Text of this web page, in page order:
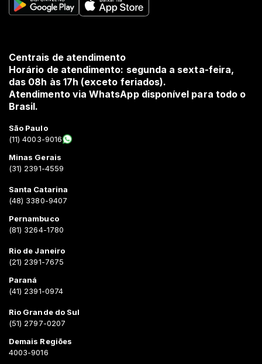
Centrais de atendimento
Horário de atendimento: segunda a sexta-feira,
das 08h às 17h (exceto feriados).
Atendimento via WhatsApp disponível para todo o
Brasil.
São Paulo
(11) 4003-9016
Minas Gerais
(31) 2391-4559
Santa Catarina
(48) 3380-9407
Pernambuco
(81) 3264-1780
Rio de Janeiro
(21) 2391-7675
Paraná
(41) 2391-0974
Rio Grande do Sul
(51) 2797-0207
Demais Regiões
4003-9016